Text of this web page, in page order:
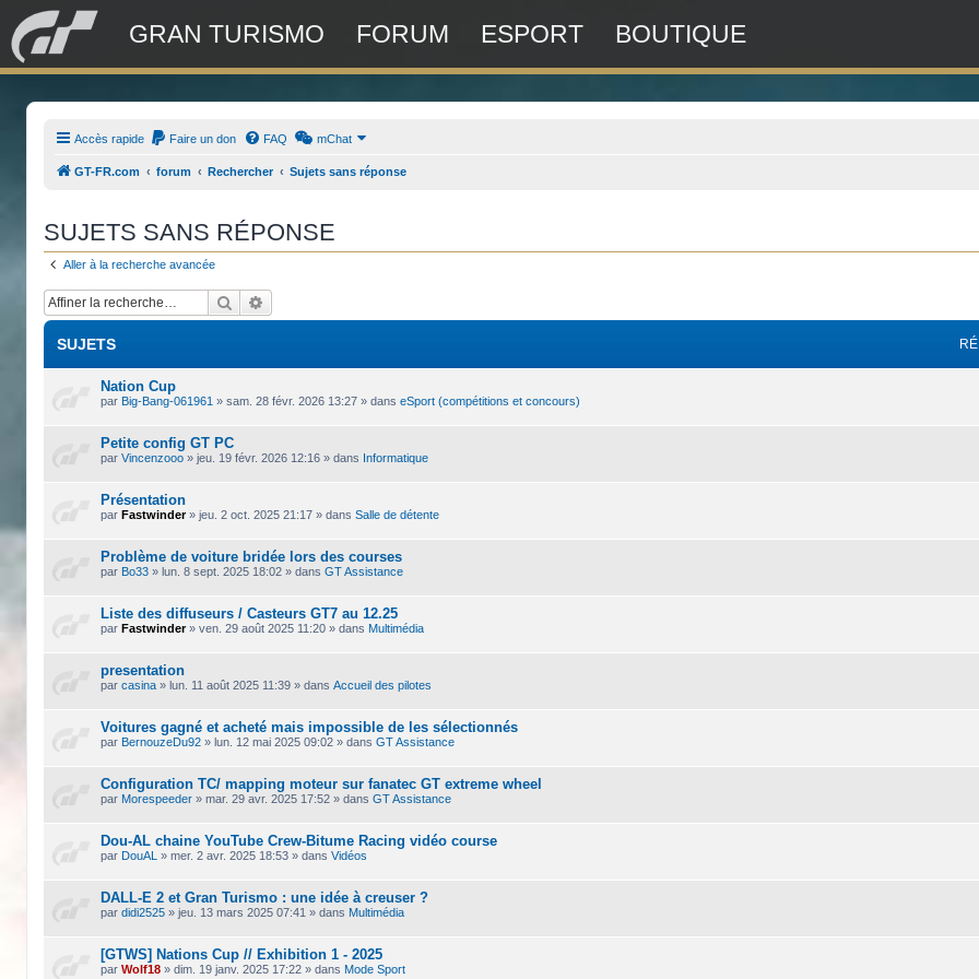
GRAN TURISMO FORUM ESPORT BOUTIQUE
Accès rapide Faire un don FAQ mChat
GT-FR.com forum Rechercher Sujets sans réponse
SUJETS SANS RÉPONSE
Aller à la recherche avancée
Rechercher
SUJETS
Nation Cup
par Big-Bang-061961 »sam. 28 févr. 2026 13:27 » danseSport (compétitions et concours)
Petite config GT PC
parVincenzooo »jeu. 19 févr. 2026 12:16 » dans Informatique
Présentation
par Fastwinder»jeu. 2 oct. 2025 21:17 » dansSalle de détente
Problème de voiture bridée lors des courses
par Bo33 » lun. 8 sept. 2025 18:02 » dansGT Assistance
Liste des diffuseurs / Casteurs GT7 au 12.25
par Fastwinder»ven. 29 août 2025 11:20 » dans Multimédia
presentation
parcasina » lun. 11 août 2025 11:39 » dansAccueil des pilotes
Voitures gagné et acheté mais impossible de les sélectionnés
par BernouzeDu92 » lun. 12 mai 2025 09:02 » dansGT Assistance
Configuration TC/ mapping moteur sur fanatec GT extreme wheel
par Morespeeder »mar. 29 avr. 2025 17:52 » dansGT Assistance
Dou-AL chaine YouTube Crew-Bitume Racing vidéo course
par DouAL »mer. 2 avr. 2025 18:53 » dansVidéos
DALL-E 2 et Gran Turismo : une idée à creuser ?
pardidi2525 »jeu. 13 mars 2025 07:41 » dans Multimédia
[GTWS] Nations Cup // Exhibition 1 - 2025
parWolf18 »dim. 19 janv. 2025 17:22 » dans Mode Sport